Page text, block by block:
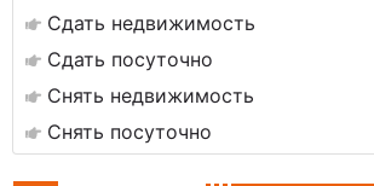
Сдать недвижимость
Сдать посуточно
Снять недвижимость
Снять посуточно